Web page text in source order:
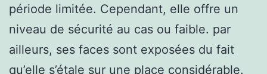
période limitée. Cependant, elle offre un
niveau de sécurité au cas ou faible. par
ailleurs, ses faces sont exposées du fait
qu’elle s’étale sur une place considérable.